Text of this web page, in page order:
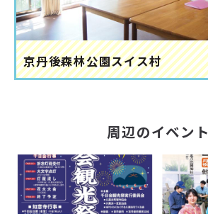
京丹後森林公園スイス村
周辺のイベント